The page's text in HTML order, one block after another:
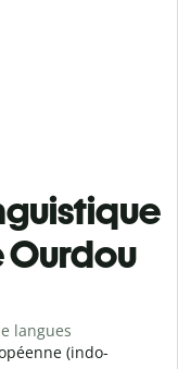
Ourdou
langues
(indo-